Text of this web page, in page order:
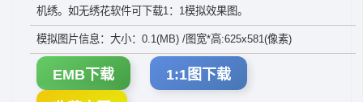
机绣。如无绣花软件可下载1：1模拟效果图。
模拟图片信息：大小：0.1(MB) /图宽*高:625x581(像素)
EMB下载 1:1图下载